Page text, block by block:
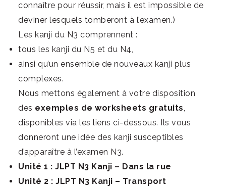
connaître pour réussir, mais il est impossible de
deviner lesquels tomberont à l’examen.)
Les kanji du N3 comprennent :
tous les kanji du N5 et du N4,
ainsi qu’un ensemble de nouveaux kanji plus
complexes.
Nous mettons également à votre disposition
des exemples de worksheets gratuits,
disponibles via les liens ci-dessous. Ils vous
donneront une idée des kanji susceptibles
d’apparaître à l’examen N3.
Unité 1 : JLPT N3 Kanji – Dans la rue
Unité 2 : JLPT N3 Kanji – Transport